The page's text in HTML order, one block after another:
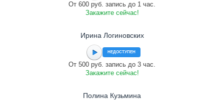
От 600 руб. запись до 1 час.
Закажите сейчас!
Ирина Логиновских
НЕДОСТУПЕН
От 500 руб. запись до 3 час.
Закажите сейчас!
Полина Кузьмина